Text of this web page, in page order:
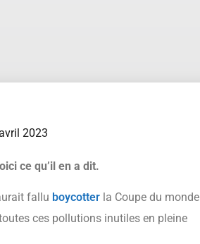
2023
ce qu’il en a dit.
fallu boycotter la Coupe du monde
ces pollutions inutiles en pleine